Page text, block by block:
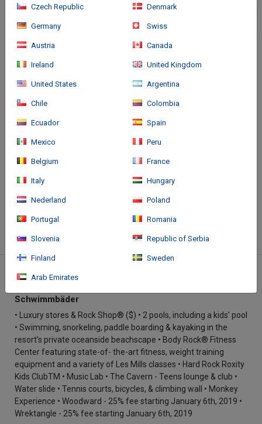
Anreise
Just off the azure waters of the Caribbean Sea, the Hard Rock
Hotel Riviera Maya is nothing short of the ultimate crowd pleaser.
beauty of a private beach in a protected cove.
Mehr
Einrichtungen
Schwimmbäder
• Luxury stores & Rock Shop® ($) • 2 pools, including a kids’ pool
• Swimming, snorkeling, paddle boarding & kayaking in the
resort’s private oceanside beachscape • Body Rock® Fitness
Center featuring state-of- the-art fitness, weight training
equipment and a variety of Les Mills classes • Hard Rock Roxity
Kids ClubTM • Music Lab • The Cavern - Teens lounge & club •
Water slide • Tennis courts, bicycles, & climbing wall • Monkey
Experience • Woodward - 25% fee starting January 6th, 2019 •
Wrektangle - 25% fee starting January 6th, 2019
Czech Republic Denmark
Germany Swiss
Austria Canada
Ireland United Kingdom
United States Argentina
Chile Colombia
Ecuador Spain
Mexico Peru
Belgium France
Italy Hungary
Nederland Poland
Portugal Romania
Slovenia Republic of Serbia
Finland Sweden
Arab Emirates